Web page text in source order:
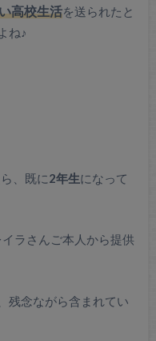
高校生活を送られたと
ね♪
、既に2年生になって
ラさんご本人から提供
残念ながら含まれてい